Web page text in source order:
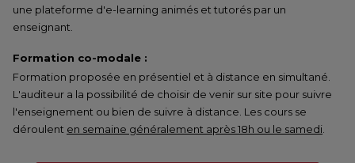
une plateforme d'e-learning animés et tutorés par un
enseignant.
Formation co-modale :
Formation proposée en présentiel et à distance en simultané.
L'auditeur a la possibilité de choisir de venir sur site pour suivre
l'enseignement ou bien de suivre à distance. Les cours se
déroulent en semaine généralement après 18h ou le samedi